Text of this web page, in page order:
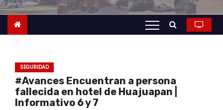
o
t
SEGURIDAD
#Avances Encuentran a persona
fallecida en hotel de Huajuapan |
Informativo 6 y 7